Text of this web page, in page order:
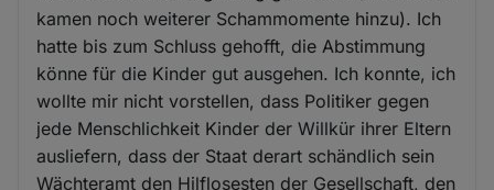
kamen noch weiterer Schammomente hinzu). Ich
hatte bis zum Schluss gehofft, die Abstimmung
könne für die Kinder gut ausgehen. Ich konnte, ich
wollte mir nicht vorstellen, dass Politiker gegen
jede Menschlichkeit Kinder der Willkür ihrer Eltern
ausliefern, dass der Staat derart schändlich sein
Wächteramt den Hilflosesten der Gesellschaft, den